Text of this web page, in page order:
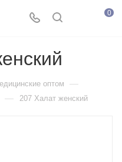
0
оптом —
— 207 Халат женский